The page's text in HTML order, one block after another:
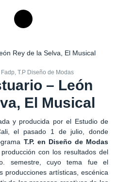
T.P Diseño de Modas
– León
El Musical
y producida por el Estudio de
el pasado 1 de julio, donde
T.P. en Diseño de Modas
con los resultados del
semestre, cuyo tema fue el
producciones artísticas, escénica